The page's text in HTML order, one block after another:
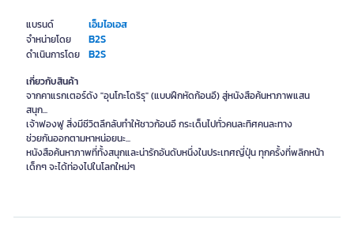
แบรนด์ เอ็มไอเอส
จำหน่ายโดย B2S
ดำเนินการโดย B2S
เกี่ยวกับสินค้า
จากคาแรกเตอร์ดัง "อุนโกะโดริรุ" (แบบฝึกหัดก้อนอึ) สู่หนังสือค้นหาภาพแสน
สนุก...
เจ้าฟองฟู สิ่งมีชีวิตลึกลับทำให้ชาวก้อนอึ กระเด็นไปทั่วคนละทิศคนละทาง
ช่วยกันออกตามหาหน่อยนะ...
หนังสือค้นหาภาพที่ทั้งสนุกและน่ารักอันดับหนึ่งในประเทศญี่ปุ่น ทุกครั้งที่พลิกหน้า
เด็กๆ จะได้ท่องไปในโลกใหม่ๆ